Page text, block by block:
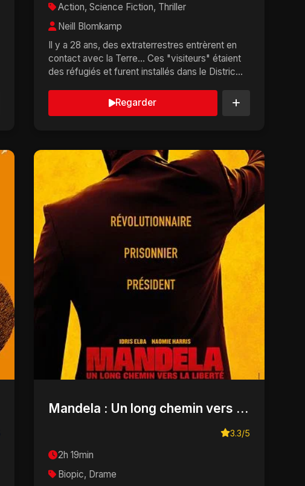
Action, Science Fiction, Thriller
Neill Blomkamp
Il y a 28 ans, des extraterrestres entrèrent en
contact avec la Terre... Ces "visiteurs" étaient
des réfugiés et furent installés dans le Distric...
Regarder
Mandela : Un long chemin vers la liberté
3.3/5
2h 19min
Biopic, Drame